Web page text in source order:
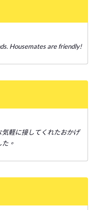
Housemates are friendly!
軽に接してくれたおかげ
。